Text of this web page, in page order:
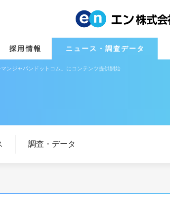
採用情報 ニュース・調査データ
ンジャパンドットコム」にコンテンツ提供開始
調査・データ